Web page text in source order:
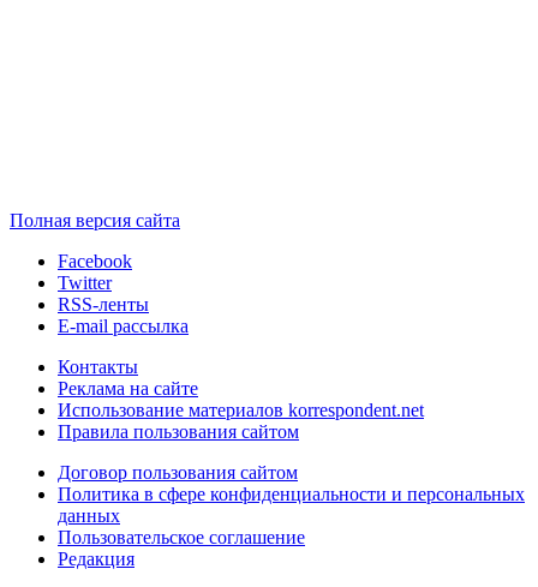
Полная версия сайта
Facebook
Twitter
RSS-ленты
E-mail рассылка
Контакты
Реклама на сайте
Использование материалов korrespondent.net
Правила пользования сайтом
Договор пользования сайтом
Политика в сфере конфиденциальности и персональных
данных
Пользовательское соглашение
Редакция